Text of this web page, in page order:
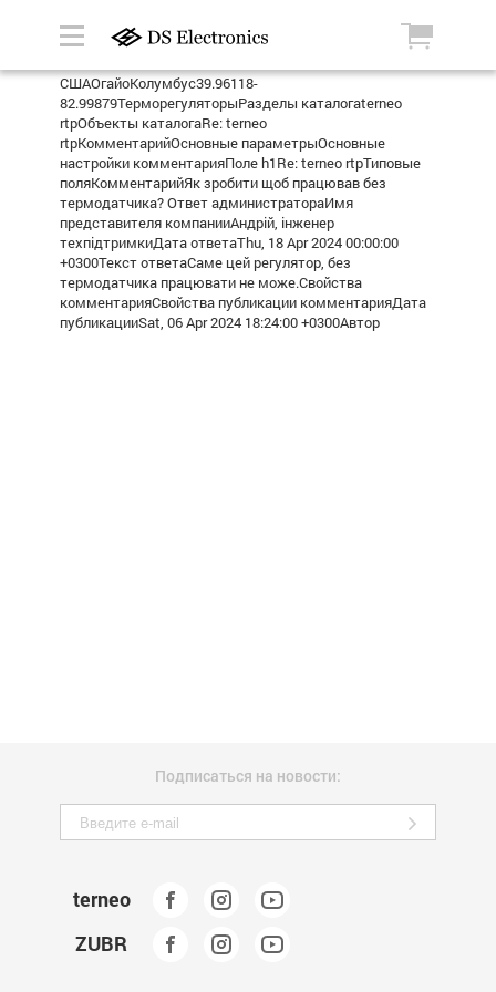
СШАОгайоКолумбус39.96118-
82.99879ТерморегуляторыРазделы каталогаterneo
rtpОбъекты каталогаRe: terneo
rtpКомментарийОсновные параметрыОсновные
настройки комментарияПоле h1Re: terneo rtpТиповые
поляКомментарийЯк зробити щоб працював без
термодатчика? Ответ администратораИмя
представителя компанииАндрій, інженер
техпідтримкиДата ответаThu, 18 Apr 2024 00:00:00
+0300Текст ответаСаме цей регулятор, без
термодатчика працювати не може.Свойства
комментарияСвойства публикации комментарияДата
публикацииSat, 06 Apr 2024 18:24:00 +0300Автор
Подписаться на новости:
terneo
ZUBR